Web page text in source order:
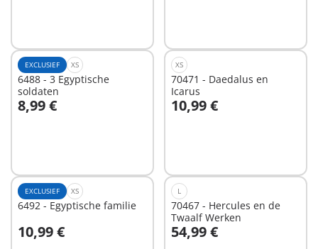
EXCLUSIEF XS
6488 - 3 Egyptische
soldaten
8,99 €
In winkelwagen
XS
70471 - Daedalus en
Icarus
10,99 €
In winkelwagen
EXCLUSIEF XS
6492 - Egyptische familie
10,99 €
In winkelwagen
L
70467 - Hercules en de
Twaalf Werken
54,99 €
In winkelwagen